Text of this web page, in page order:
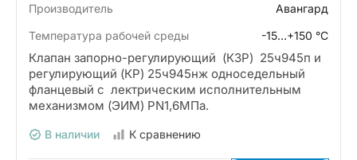
Производитель
Авангард
Температура рабочей среды
-15…+150 °С
Клапан запорно-регулирующий (КЗР) 25ч945п и
регулирующий (КР) 25ч945нж односедельный
фланцевый с лектрическим исполнительным
механизмом (ЭИМ) PN1,6МПа.
В наличии К сравнению